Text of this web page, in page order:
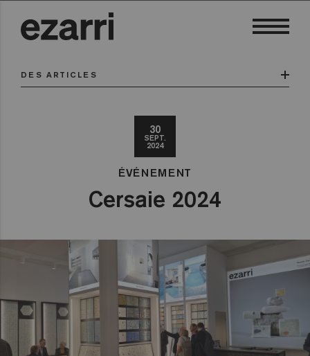
DES ARTICLES
30
SEPT.
2024
ÉVÉNEMENT
Cersaie 2024